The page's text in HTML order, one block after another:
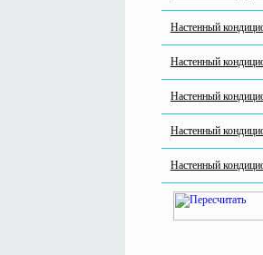
Настенный
Настенный
Настенный
Настенный
Настенный